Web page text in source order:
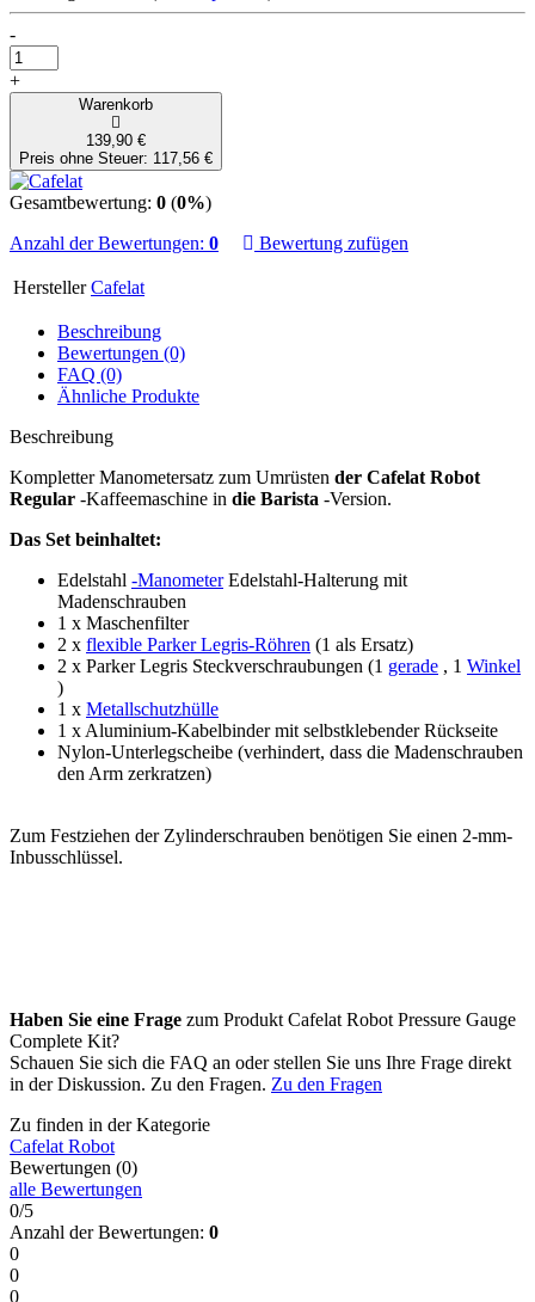
-
+
Warenkorb
139,90 €
Preis ohne Steuer: 117,56 €
Gesamtbewertung: 0 (0%)
Anzahl der Bewertungen: 0 Bewertung zufügen
Hersteller Cafelat
Beschreibung
Bewertungen (0)
FAQ (0)
Ähnliche Produkte
Beschreibung
Kompletter Manometersatz zum Umrüsten der Cafelat Robot
Regular -Kaffeemaschine in die Barista -Version.
Das Set beinhaltet:
Edelstahl -ManometerEdelstahl-Halterung mit
Madenschrauben
1 x Maschenfilter
2 x flexible Parker Legris-Röhren (1 als Ersatz)
2 x Parker Legris Steckverschraubungen (1 gerade , 1 Winkel
)
1 x Metallschutzhülle
1 x Aluminium-Kabelbinder mit selbstklebender Rückseite
Nylon-Unterlegscheibe (verhindert, dass die Madenschrauben
den Arm zerkratzen)
Zum Festziehen der Zylinderschrauben benötigen Sie einen 2-mm-
Inbusschlüssel.
Haben Sie eine Frage zum Produkt Cafelat Robot Pressure Gauge
Complete Kit?
Schauen Sie sich die FAQ an oder stellen Sie uns Ihre Frage direkt
in der Diskussion. Zu den Fragen. Zu den Fragen
Zu finden in der Kategorie
Cafelat Robot
Bewertungen (0)
alle Bewertungen
0/5
Anzahl der Bewertungen: 0
0
0
0